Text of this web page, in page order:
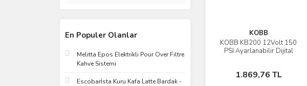
En Populer Olanlar
Melitta Epos Elektrikli Pour Over Filtre
Kahve Sistemi
Escobari̇sta Kuru Kafa Latte Bardak -
KOBB
KOBB KB200 12Volt 150
PSI Ayarlanabilir Dijital
1.869,76 TL
İncele
Stokta Yok